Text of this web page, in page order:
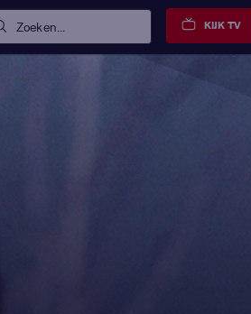
Zoeken... KIJK TV